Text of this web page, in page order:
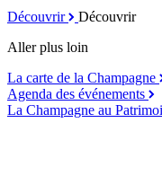
Découvrir
Découvrir
Aller plus loin
La carte de la Champagne
Agenda des événements
La Champagne au